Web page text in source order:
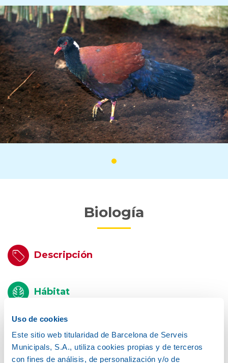
Uso de cookies
Este sitio web titularidad de Barcelona de Serveis
Municipals, S.A., utiliza cookies propias y de terceros
con fines de análisis, de personalización y/o de
Biología
Descripción
Hábitat